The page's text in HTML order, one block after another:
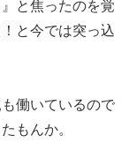
と焦ったのを覚
と今では突っ込
働いているので
もんか。